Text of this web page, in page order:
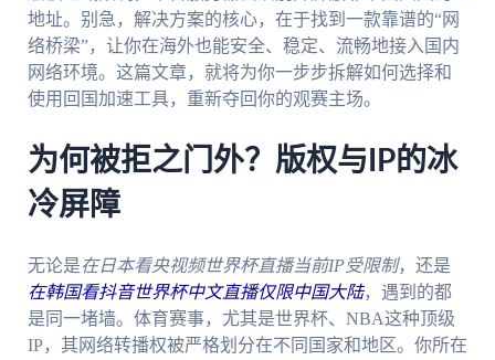
地址。别急，解决方案的核心，在于找到一款靠谱的“网
络桥梁”，让你在海外也能安全、稳定、流畅地接入国内
网络环境。这篇文章，就将为你一步步拆解如何选择和
使用回国加速工具，重新夺回你的观赛主场。
为何被拒之门外？版权与IP的冰
冷屏障
无论是在日本看央视频世界杯直播当前IP受限制，还是
在韩国看抖音世界杯中文直播仅限中国大陆，遇到的都
是同一堵墙。体育赛事，尤其是世界杯、NBA这种顶级
IP，其网络转播权被严格划分在不同国家和地区。你所在